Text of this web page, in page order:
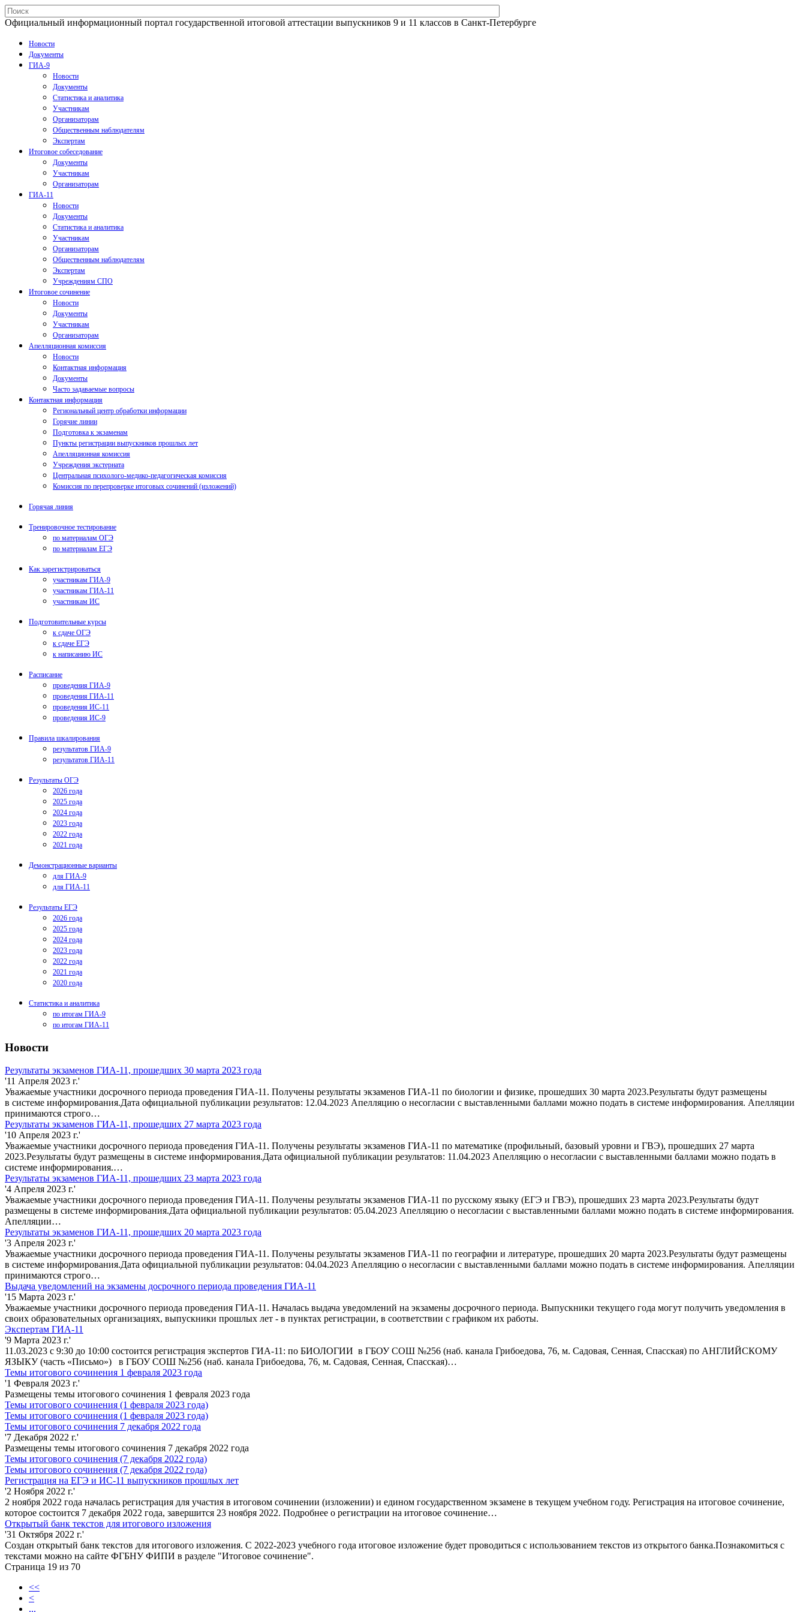
Официальный информационный портал государственной итоговой аттестации выпускников 9 и 11 классов в Санкт-Петербурге
Новости
Документы
ГИА-9
Новости
Документы
Статистика и аналитика
Участникам
Организаторам
Общественным наблюдателям
Экспертам
Итоговое собеседование
Документы
Участникам
Организаторам
ГИА-11
Новости
Документы
Статистика и аналитика
Участникам
Организаторам
Общественным наблюдателям
Экспертам
Учреждениям СПО
Итоговое сочинение
Новости
Документы
Участникам
Организаторам
Апелляционная комиссия
Новости
Контактная информация
Документы
Часто задаваемые вопросы
Контактная информация
Региональный центр обработки информации
Горячие линии
Подготовка к экзаменам
Пункты регистрации выпускников прошлых лет
Апелляционная комиссия
Учреждения экстерната
Центральная психолого-медико-педагогическая комиссия
Комиссия по перепроверке итоговых сочинений (изложений)
Горячая линия
Тренировочное тестирование
по материалам ОГЭ
по материалам ЕГЭ
Как зарегистрироваться
участникам ГИА-9
участникам ГИА-11
участникам ИС
Подготовительные курсы
к сдаче ОГЭ
к сдаче ЕГЭ
к написанию ИС
Расписание
проведения ГИА-9
проведения ГИА-11
проведения ИС-11
проведения ИС-9
Правила шкалирования
результатов ГИА-9
результатов ГИА-11
Результаты ОГЭ
2026 года
2025 года
2024 года
2023 года
2022 года
2021 года
Демонстрационные варианты
для ГИА-9
для ГИА-11
Результаты ЕГЭ
2026 года
2025 года
2024 года
2023 года
2022 года
2021 года
2020 года
Статистика и аналитика
по итогам ГИА-9
по итогам ГИА-11
Новости
Результаты экзаменов ГИА-11, прошедших 30 марта 2023 года
'11 Апреля 2023 г.'
Уважаемые участники досрочного периода проведения ГИА-11. Получены результаты экзаменов ГИА-11 по биологии и физике, прошедших 30 марта 2023.Результаты будут размещены
в системе информирования.Дата официальной публикации результатов: 12.04.2023 Апелляцию о несогласии с выставленными баллами можно подать в системе информирования. Апелляции
принимаются строго…
Результаты экзаменов ГИА-11, прошедших 27 марта 2023 года
'10 Апреля 2023 г.'
Уважаемые участники досрочного периода проведения ГИА-11. Получены результаты экзаменов ГИА-11 по математике (профильный, базовый уровни и ГВЭ), прошедших 27 марта
2023.Результаты будут размещены в системе информирования.Дата официальной публикации результатов: 11.04.2023 Апелляцию о несогласии с выставленными баллами можно подать в
системе информирования.…
Результаты экзаменов ГИА-11, прошедших 23 марта 2023 года
'4 Апреля 2023 г.'
Уважаемые участники досрочного периода проведения ГИА-11. Получены результаты экзаменов ГИА-11 по русскому языку (ЕГЭ и ГВЭ), прошедших 23 марта 2023.Результаты будут
размещены в системе информирования.Дата официальной публикации результатов: 05.04.2023 Апелляцию о несогласии с выставленными баллами можно подать в системе информирования.
Апелляции…
Результаты экзаменов ГИА-11, прошедших 20 марта 2023 года
'3 Апреля 2023 г.'
Уважаемые участники досрочного периода проведения ГИА-11. Получены результаты экзаменов ГИА-11 по географии и литературе, прошедших 20 марта 2023.Результаты будут размещены
в системе информирования.Дата официальной публикации результатов: 04.04.2023 Апелляцию о несогласии с выставленными баллами можно подать в системе информирования. Апелляции
принимаются строго…
Выдача уведомлений на экзамены досрочного периода проведения ГИА-11
'15 Марта 2023 г.'
Уважаемые участники досрочного периода проведения ГИА-11. Началась выдача уведомлений на экзамены досрочного периода. Выпускники текущего года могут получить уведомления в
своих образовательных организациях, выпускники прошлых лет - в пунктах регистрации, в соответствии с графиком их работы.
Экспертам ГИА-11
'9 Марта 2023 г.'
11.03.2023 с 9:30 до 10:00 состоится регистрация экспертов ГИА-11: по БИОЛОГИИ в ГБОУ СОШ №256 (наб. канала Грибоедова, 76, м. Садовая, Сенная, Спасская) по АНГЛИЙСКОМУ
ЯЗЫКУ (часть «Письмо») в ГБОУ СОШ №256 (наб. канала Грибоедова, 76, м. Садовая, Сенная, Спасская)…
Темы итогового сочинения 1 февраля 2023 года
'1 Февраля 2023 г.'
Размещены темы итогового сочинения 1 февраля 2023 года
Темы итогового сочинения (1 февраля 2023 года)
Темы итогового сочинения (1 февраля 2023 года)
Темы итогового сочинения 7 декабря 2022 года
'7 Декабря 2022 г.'
Размещены темы итогового сочинения 7 декабря 2022 года
Темы итогового сочинения (7 декабря 2022 года)
Темы итогового сочинения (7 декабря 2022 года)
Регистрация на ЕГЭ и ИС-11 выпускников прошлых лет
'2 Ноября 2022 г.'
2 ноября 2022 года началась регистрация для участия в итоговом сочинении (изложении) и едином государственном экзамене в текущем учебном году. Регистрация на итоговое сочинение,
которое состоится 7 декабря 2022 года, завершится 23 ноября 2022. Подробнее о регистрации на итоговое сочинение…
Открытый банк текстов для итогового изложения
'31 Октября 2022 г.'
Создан открытый банк текстов для итогового изложения. С 2022-2023 учебного года итоговое изложение будет проводиться с использованием текстов из открытого банка.Познакомиться с
текстами можно на сайте ФГБНУ ФИПИ в разделе "Итоговое сочинение".
Страница 19 из 70
<<
<
...